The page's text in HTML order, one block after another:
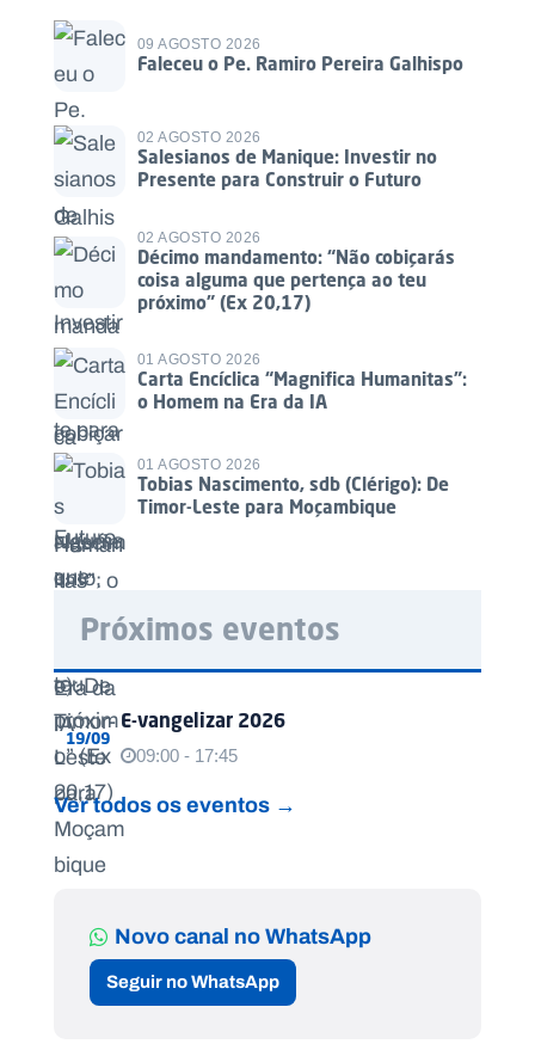
09 AGOSTO 2026
Faleceu o Pe. Ramiro Pereira Galhispo
02 AGOSTO 2026
Salesianos de Manique: Investir no
Presente para Construir o Futuro
02 AGOSTO 2026
Décimo mandamento: “Não cobiçarás
coisa alguma que pertença ao teu
próximo” (Ex 20,17)
01 AGOSTO 2026
Carta Encíclica “Magnifica Humanitas”:
o Homem na Era da IA
01 AGOSTO 2026
Tobias Nascimento, sdb (Clérigo): De
Timor-Leste para Moçambique
Próximos eventos
19/09
E-vangelizar 2026
09:00 - 17:45
Ver todos os eventos →
Novo canal no WhatsApp
Seguir no WhatsApp